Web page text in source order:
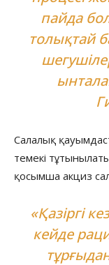
пайда
толықтай
Салалық
темекі
қосымша акциз
«Қазіргі
кейде